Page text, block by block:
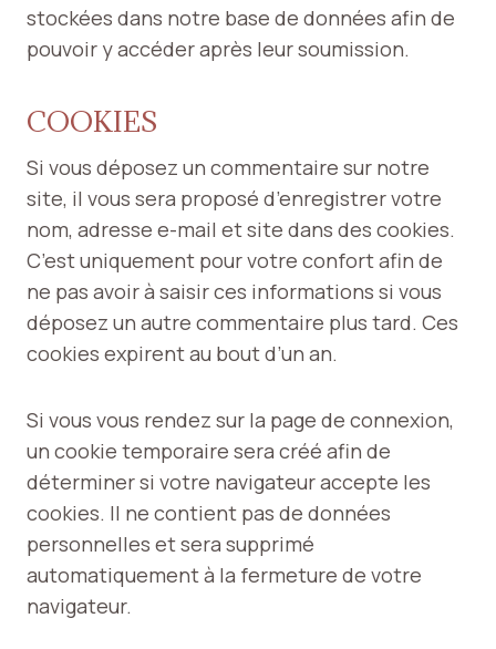
stockées dans notre base de données afin de
pouvoir y accéder après leur soumission.
COOKIES
Si vous déposez un commentaire sur notre
site, il vous sera proposé d’enregistrer votre
nom, adresse e-mail et site dans des cookies.
C’est uniquement pour votre confort afin de
ne pas avoir à saisir ces informations si vous
déposez un autre commentaire plus tard. Ces
cookies expirent au bout d’un an.
Si vous vous rendez sur la page de connexion,
un cookie temporaire sera créé afin de
déterminer si votre navigateur accepte les
cookies. Il ne contient pas de données
personnelles et sera supprimé
automatiquement à la fermeture de votre
navigateur.